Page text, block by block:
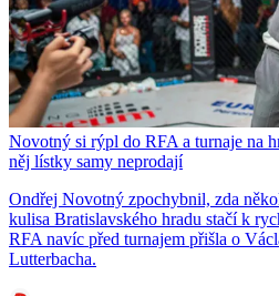
Novotný si rýpl do RFA a turnaje na
něj lístky samy neprodají
Ondřej Novotný zpochybnil, zda
kulisa Bratislavského hradu stačí k
RFA navíc před turnajem přišla o
Lutterbacha.